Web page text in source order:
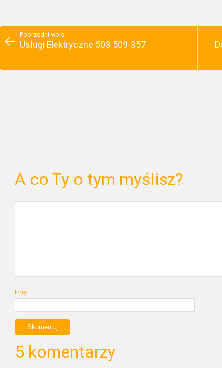
Poprzedni wpis
Usługi Elektryczne 503-509-357
A co Ty o tym myślisz?
Imię
5 komentarzy